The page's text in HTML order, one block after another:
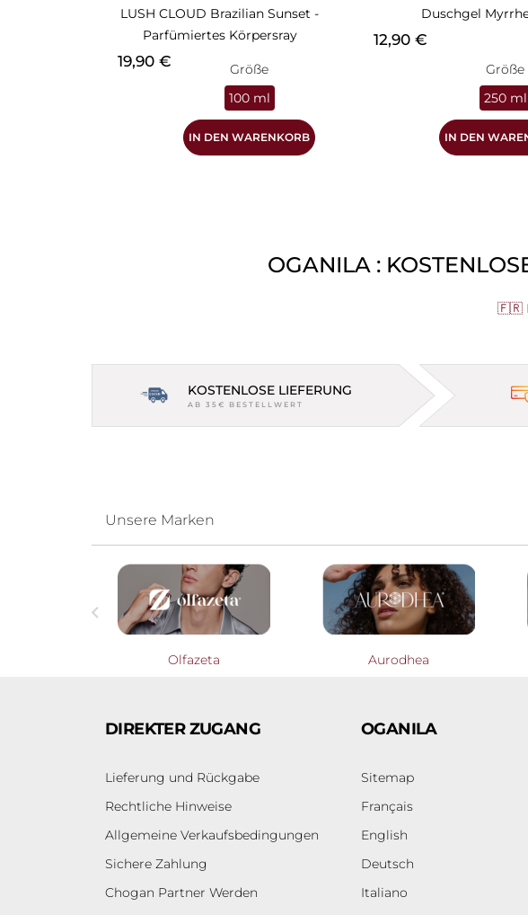
LUSH CLOUD Brazilian Sunset -
Parfümiertes Körpersray
Preis
19,90 €
Größe
100 ml
IN DEN WARENKORB
Duschgel
Preis
12,90 €
Größe
250 ml
IN DEN
OGANILA :
🇫🇷
KOSTENLOSE LIEFERUNG
AB 35€ BESTELLWERT
Unsere Marken

Olfazeta Aurodhea
DIREKTER ZUGANG
Lieferung und Rückgabe
Rechtliche Hinweise
Allgemeine Verkaufsbedingungen
Sichere Zahlung
Chogan Partner Werden
OGANILA
Sitemap
Français
English
Deutsch
Italiano